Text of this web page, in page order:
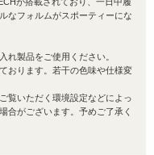
なフォルムがスポーティーにな
れ製品をご使用ください。
おります。若干の色味や仕様変
覧いただく環境設定などによっ
合がございます。予めご了承く